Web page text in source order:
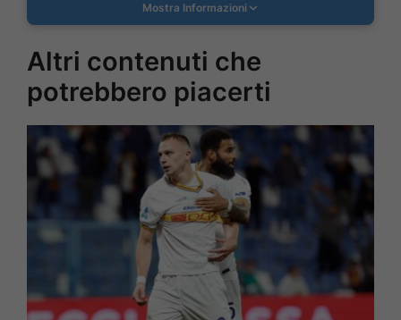
Mostra Informazioni
Altri contenuti che
potrebbero piacerti